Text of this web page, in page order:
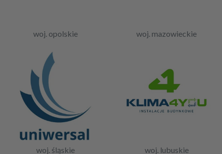
woj. opolskie woj. mazowieckie
woj. śląskie woj. lubuskie